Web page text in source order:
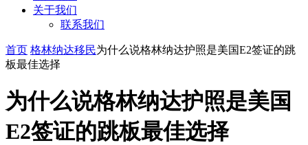
关于我们
联系我们
首页 格林纳达移民为什么说格林纳达护照是美国E2签证的跳
板最佳选择
为什么说格林纳达护照是美国
E2签证的跳板最佳选择